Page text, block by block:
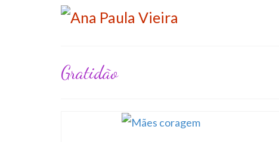
Gratidão